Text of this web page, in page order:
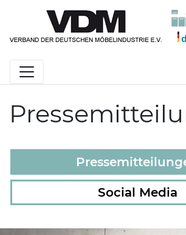
Social Media